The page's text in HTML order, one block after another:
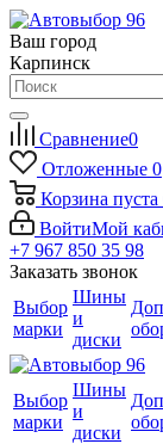
Ваш город
Карпинск
Сравнение0
Отложенные 0
Корзина пуста
ВойтиМой
+7 967 850 35 98
Заказать звонок
Выбор
марки
Шины
и
диски
Выбор
марки
Шины
и
диски